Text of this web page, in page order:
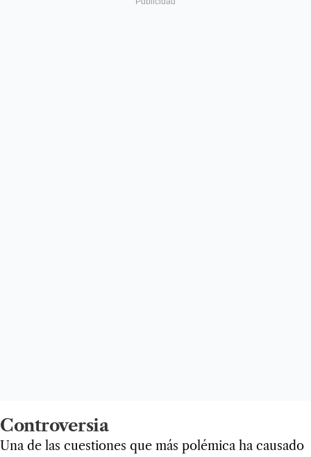
Controversia
Una de las cuestiones que más polémica ha causado